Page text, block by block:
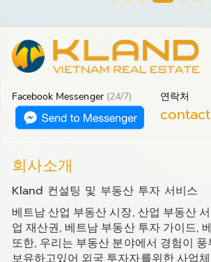
Facebook Messenger (24/7) 연락처
회사소개
Kland 컨설팅 및 부동산 투자 서비스
베트남 산업 부동산 시장, 산업 부동산
업 재산권, 베트남 부동산 투자 가이드,
또한, 우리는 부동산 분야에서 경험이
보유하고있어 외국 투자자를위한 사업